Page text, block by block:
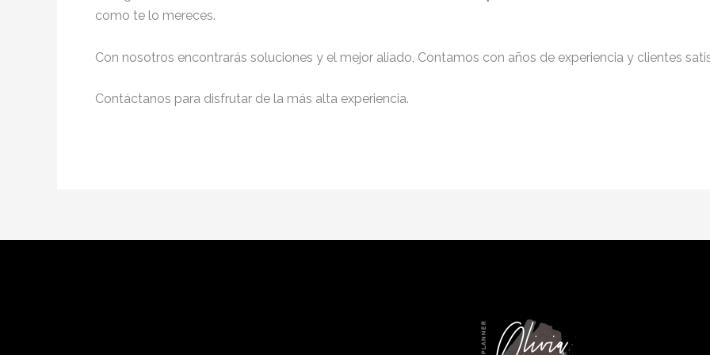
como te lo mereces.
Con nosotros encontrarás soluciones y el mejor aliado, Contamos con años de experiencia y clientes
Contáctanos para disfrutar de la más alta experiencia.